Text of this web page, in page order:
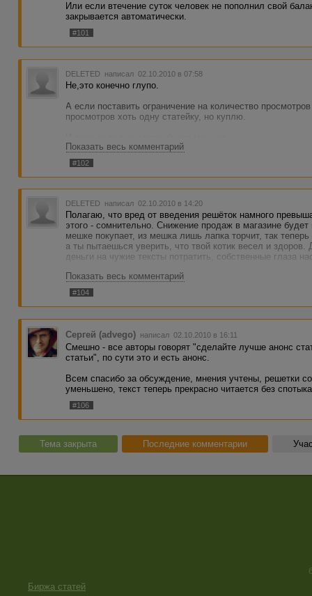
Или если втечение суток человек не пополнил свой
закрывается автоматически.
#101
DELETED написал 02.10.2010 в 07:58
Не,это конечно глупо.
А если поставить ограничение на количество
просмотров хоть одну статейку, но куплю.
Ведь тот кто крадёт превьюшки однозначно крадёт их
просмотров.
Допустим сделать следующим образом: Юзеру даётся
только он совершил 50 просмотров магазина статей,
и сообщение "Аля вы совершили 50 просмотров,но при
пожалуйсто свой баланс на сумму аляля чтобы вновь
те,кто крадёт,тоже платят. За просмотры. Хотя бы
счёт и пополняют его. А то очень обидно что люди с
на свои сайты. Это мои догадки что баланс у них
случаев скорее всего так и есть.
Показать весь комментарий
#102
DELETED написал 02.10.2010 в 14:20
Полагаю, что вред от введения решёток намного
этого - сомнительно. Снижение продаж в магазине
мешке покупает, из мешка лишь лапка торчит, так
а ты пытаешься уверить, что твой котик весел и
деньги на чужие тексты потратить, собственные глаза
Показать весь комментарий
#104
Сергей (advego) написал 02.10.2010 в 16:11
Смешно - все авторы говорят "сделайте лучше анонс
статьи", по сути это и есть анонс.
Всем спасибо за обсуждение, мнения учтены, решетки
уменьшено, текст теперь прекрасно читается без
#106
Тема закрыта Последние комментарии
Биржа статей